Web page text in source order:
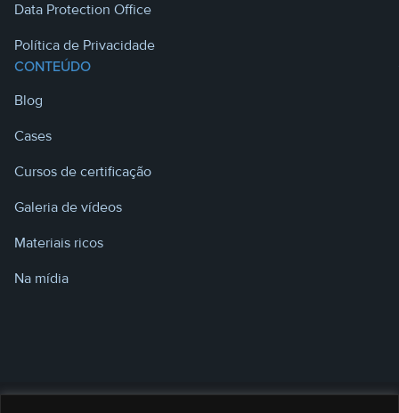
Data Protection Office
Política de Privacidade
CONTEÚDO
Blog
Cases
Cursos de certificação
Galeria de vídeos
Materiais ricos
Na mídia